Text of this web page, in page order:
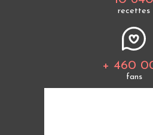
recettes
+ 460
fans